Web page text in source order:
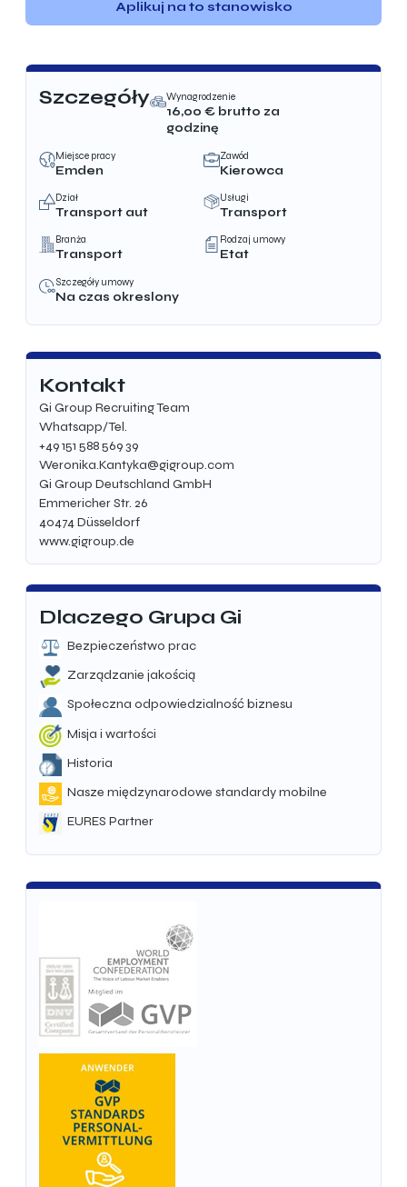
Aplikuj na to stanowisko
Szczegóły Wynagrodzenie
16,00 € brutto za
godzinę
Miejsce pracy
Emden
Zawód
Kierowca
Dział
Transport aut
Usługi
Transport
Branża
Transport
Rodzaj umowy
Etat
Szczegóły umowy
Na czas okreslony
Kontakt
Gi Group Recruiting Team
Whatsapp/Tel.
+49 151 588 569 39
Weronika.Kantyka@gigroup.com
Gi Group Deutschland GmbH
Emmericher Str. 26
40474Düsseldorf
www.gigroup.de
Dlaczego Grupa Gi
Bezpieczeństwo prac
Zarządzanie jakością
Społeczna odpowiedzialność biznesu
Misja i wartości
Historia
Nasze międzynarodowe standardy mobilne
EURES Partner